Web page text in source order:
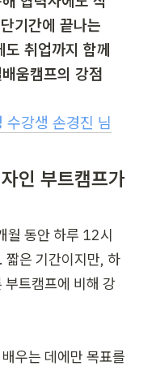
기간에 끝나는
취업까지 함께
움캠프의 강점
강생 손경진 님
인 부트캠프가
월 동안 하루 12시
짧은 기간이지만, 하
부트캠프에 비해 강
우는 데에만 목표를